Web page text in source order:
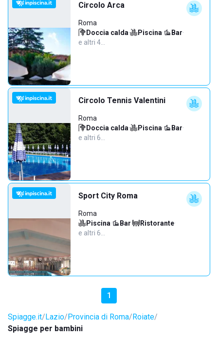
Circolo Arca
Roma
Doccia calda· Piscina· Bar·
e altri 4…
Circolo Tennis Valentini
Roma
Doccia calda· Piscina· Bar·
e altri 6…
Sport City Roma
Roma
Piscina· Bar· Ristorante·
e altri 6…
1
Spiagge.it Lazio Provincia di Roma Roiate
Spiagge per bambini